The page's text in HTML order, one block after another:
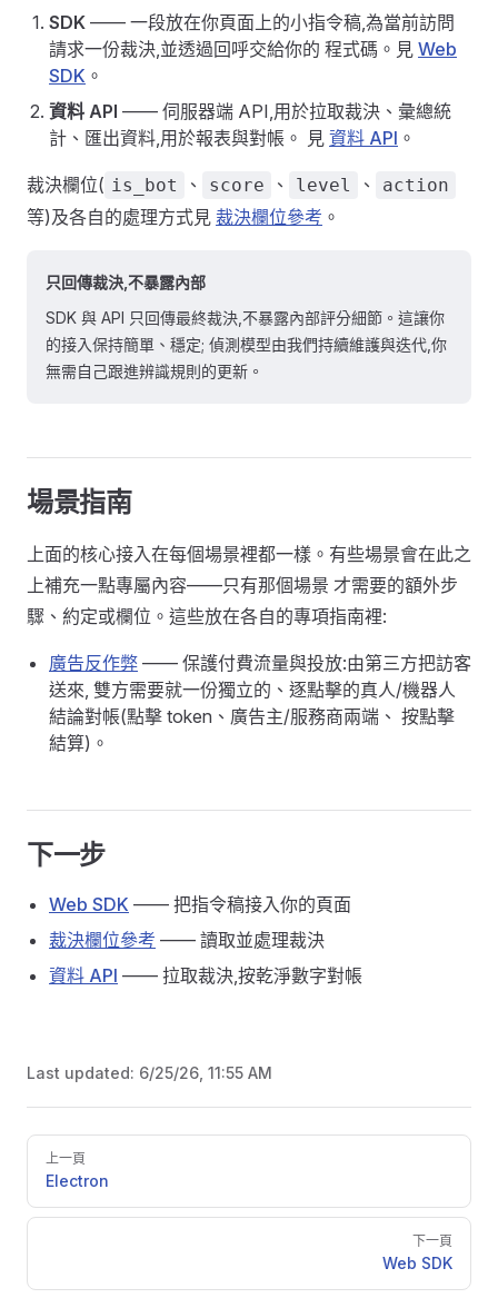
SDK —— 一段放在你頁面上的小指令稿,為當前訪問
請求一份裁決,並透過回呼交給你的 程式碼。見 Web
SDK 。
資料 API —— 伺服器端 API,用於拉取裁決、彙總統
計、匯出資料,用於報表與對帳。 見 資料 API 。
裁決欄位( is_bot 、 score 、 level 、 action
等)及各自的處理方式見 裁決欄位參考 。
只回傳裁決,不暴露內部
SDK 與 API 只回傳最終裁決,不暴露內部評分細節。這讓你
的接入保持簡單、穩定; 偵測模型由我們持續維護與迭代,你
無需自己跟進辨識規則的更新。
場景指南
上面的核心接入在每個場景裡都一樣。有些場景會在此之
上補充一點專屬內容——只有那個場景 才需要的額外步
驟、約定或欄位。這些放在各自的專項指南裡:
廣告反作弊 —— 保護付費流量與投放:由第三方把訪客
送來, 雙方需要就一份獨立的、逐點擊的真人/機器人
結論對帳(點擊 token、廣告主/服務商兩端、 按點擊
結算)。
下一步
Web SDK —— 把指令稿接入你的頁面
裁決欄位參考 —— 讀取並處理裁決
資料 API —— 拉取裁決,按乾淨數字對帳
Last updated: 6/25/26, 11:55 AM
Pager
上一頁
Electron
下一頁
Web SDK